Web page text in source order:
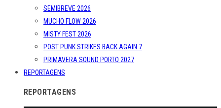
SEMIBREVE 2026
MUCHO FLOW 2026
MISTY FEST 2026
POST PUNK STRIKES BACK AGAIN 7
PRIMAVERA SOUND PORTO 2027
REPORTAGENS
REPORTAGENS